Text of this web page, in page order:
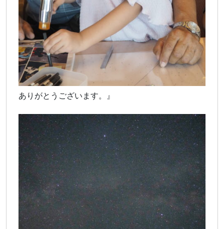
ありがとうございます。』